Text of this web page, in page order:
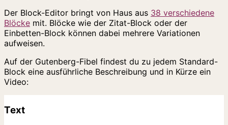
Der Block-Editor bringt von Haus aus 38 verschiedene
Blöcke mit. Blöcke wie der Zitat-Block oder der
Einbetten-Block können dabei mehrere Variationen
aufweisen.
Auf der Gutenberg-Fibel findest du zu jedem Standard-
Block eine ausführliche Beschreibung und in Kürze ein
Video:
Text